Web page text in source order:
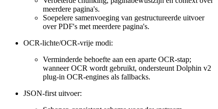
meerdere pagina's.
Soepelere samenvoeging van gestructureerde uitvoer
over PDF's met meerdere pagina's.
OCR-lichte/OCR-vrije modi:
Verminderde behoefte aan een aparte OCR-stap;
wanneer OCR wordt gebruikt, ondersteunt Dolphin v2
plug-in OCR-engines als fallbacks.
JSON-first uitvoer: